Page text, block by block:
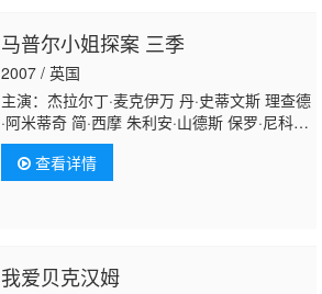
列尼达斯 萨弗蓉·布罗斯 杰拉尔丁·麦克伊
万 弗兰西丝卡·安妮丝 阿曼达·伯顿 保罗·尼科
尔斯 艾米莉·伍夫 波利·沃克
马普尔小姐探案 三季
2007 / 英国
主演：杰拉尔丁·麦克伊万 丹·史蒂文斯 理查德
·阿米蒂奇 简·西摩 朱利安·山德斯 保罗·尼科尔
斯 露丝·威尔森 汤姆·莱利 莎佛朗·布洛斯 埃德
·斯托帕德 里斯·谢尔史密斯
森李·恩格里比 斯蒂芬妮·列尼达斯 玛汀·麦古
查看详情
我爱贝克汉姆